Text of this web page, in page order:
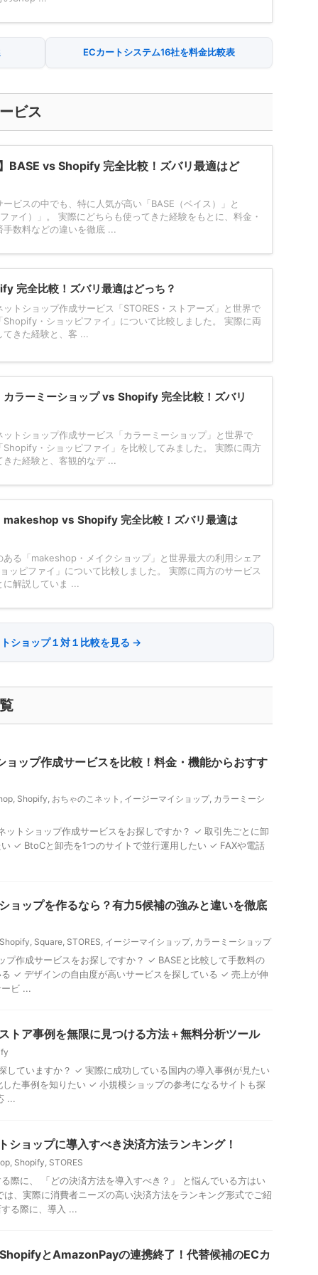
ECカートシステム16社を料金比較表
ビス
BASE vs Shopify 完全比較！ズバリ最適はど
ビスの中でも、特に人気が高い「BASE（ベイス）」と
ァイ）」。 実際にどちらも使ってきた経験をもとに、料金・
数料などの違いを徹底 ...
完全比較！ズバリ最適はどっち？
トショップ作成サービス「STORES・ストアーズ」と世界で
Shopify・ショッピファイ」について比較しました。 実際に両
きた経験と、客 ...
ラーミーショップ vs Shopify 完全比較！ズバリ
トショップ作成サービス「カラーミーショップ」と世界で
Shopify・ショッピファイ」を比較してみました。 実際に両方
た経験と、客観的なデ ...
vs Shopify 完全比較！ズバリ最適は
ある「makeshop・メイクショップ」と世界最大の利用シェア
ッピファイ」について比較しました。 実際に両方のサービス
解説していま ...
ショップ１対１比較を見る →
ップ作成サービスを比較！料金・機能からおすす
, Shopify, おちゃのこネット , イージーマイショップ, カラーミーシ
ットショップ作成サービスをお探しですか？ ✓ 取引先ごとに卸
✓ BtoCと卸売を1つのサイトで並行運用したい ✓ FAXや電話
ョップを作るなら？有力5候補の強みと違いを徹底
Shopify, Square, STORES, イージーマイショップ, カラーミーショップ
プ作成サービスをお探しですか？ ✓ BASEと比較して手数料の
✓ デザインの自由度が高いサービスを探している ✓ 売上が伸
ビ ...
トア事例を無限に見つける方法＋無料分析ツール
していますか？ ✓ 実際に成功している国内の導入事例が見たい
た事例を知りたい ✓ 小規模ショップの参考になるサイトも探
...
ショップに導入すべき決済方法ランキング！
, Shopify, STORES
際に、 「どの決済方法を導入すべき？」 と悩んでいる方はい
、実際に消費者ニーズの高い決済方法をランキング形式でご紹
る際に、導入 ...
とAmazonPayの連携終了！代替候補のECカ